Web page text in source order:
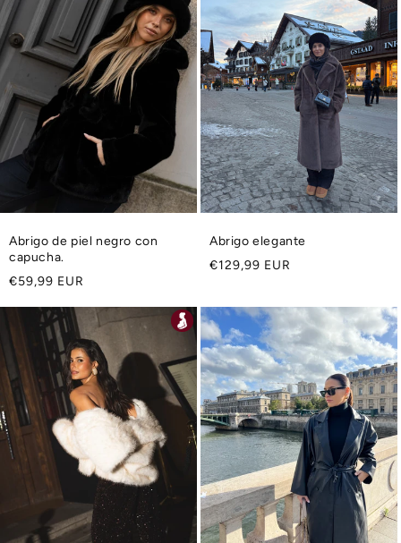
Abrigo de piel negro con
capucha.
Precio
€59,99 EUR
Abrigo elegante
Precio
€129,99 EUR